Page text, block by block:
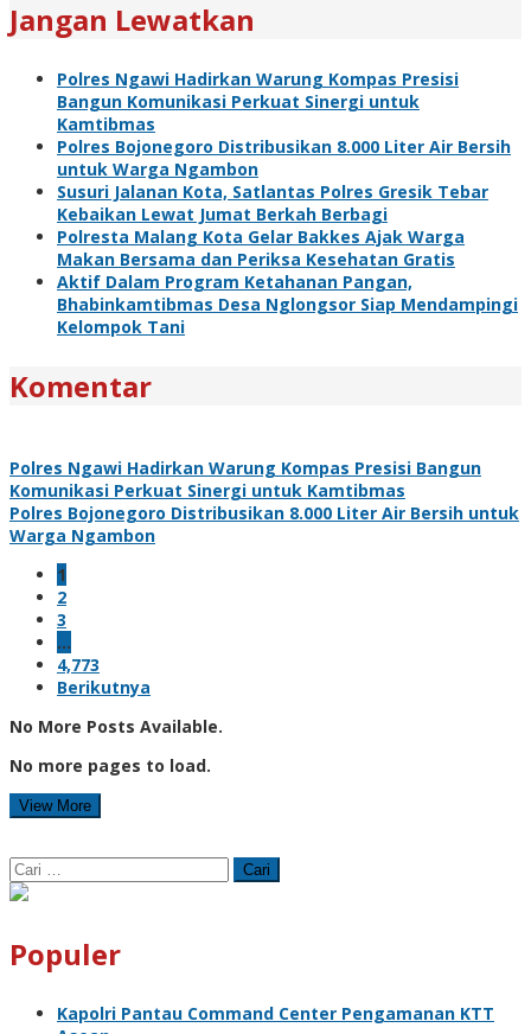
Jangan Lewatkan
Polres Ngawi Hadirkan Warung Kompas Presisi
Bangun Komunikasi Perkuat Sinergi untuk
Kamtibmas
Polres Bojonegoro Distribusikan 8.000 Liter Air Bersih
untuk Warga Ngambon
Susuri Jalanan Kota, Satlantas Polres Gresik Tebar
Kebaikan Lewat Jumat Berkah Berbagi
Polresta Malang Kota Gelar Bakkes Ajak Warga
Makan Bersama dan Periksa Kesehatan Gratis
Aktif Dalam Program Ketahanan Pangan,
Bhabinkamtibmas Desa Nglongsor Siap Mendampingi
Kelompok Tani
Komentar
Polres Ngawi Hadirkan Warung Kompas Presisi Bangun
Komunikasi Perkuat Sinergi untuk Kamtibmas
Polres Bojonegoro Distribusikan 8.000 Liter Air Bersih untuk
Warga Ngambon
1
2
3
…
4,773
Berikutnya
No More Posts Available.
No more pages to load.
View More
Cari
untuk:
Populer
Kapolri Pantau Command Center Pengamanan KTT